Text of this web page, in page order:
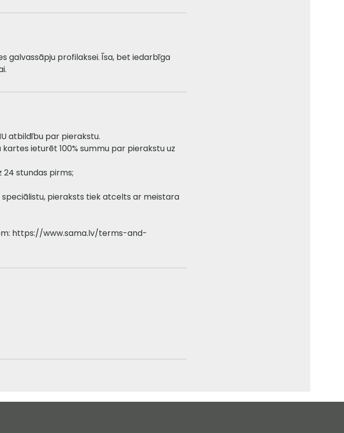
galvassāpju profilaksei. Īsa, bet iedarbīga
atbildību par pierakstu.
kartes ieturēt 100% summu par pierakstu uz
stundas pirms;
pieraksts tiek atcelts ar meistara
https://www.sama.lv/terms-and-